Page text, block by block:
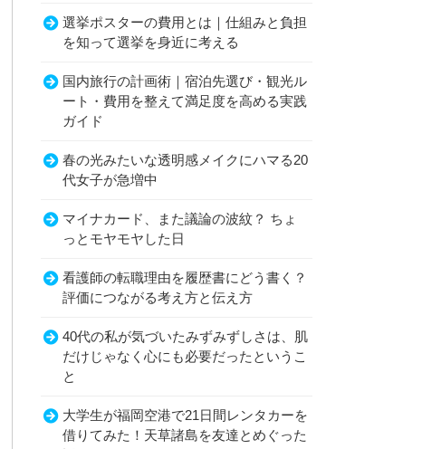
選挙ポスターの費用とは｜仕組みと負担
を知って選挙を身近に考える
国内旅行の計画術｜宿泊先選び・観光ル
ート・費用を整えて満足度を高める実践
ガイド
春の光みたいな透明感メイクにハマる20
代女子が急増中
マイナカード、また議論の波紋？ ちょ
っとモヤモヤした日
看護師の転職理由を履歴書にどう書く？
評価につながる考え方と伝え方
40代の私が気づいたみずみずしさは、肌
だけじゃなく心にも必要だったというこ
と
大学生が福岡空港で21日間レンタカーを
借りてみた！天草諸島を友達とめぐった